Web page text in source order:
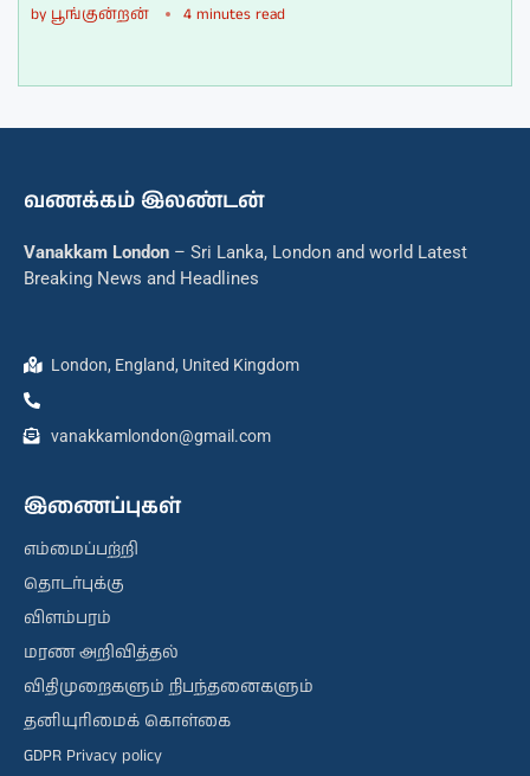
by பூங்குன்றன் 4 minutes read
வணக்கம் இலண்டன்
Vanakkam London – Sri Lanka, London and world Latest
Breaking News and Headlines
London, England, United Kingdom
vanakkamlondon@gmail.com
இணைப்புகள்
எம்மைப்பற்றி
தொடர்புக்கு
விளம்பரம்
மரண அறிவித்தல்
விதிமுறைகளும் நிபந்தனைகளும்
தனியுரிமைக் கொள்கை
GDPR Privacy policy